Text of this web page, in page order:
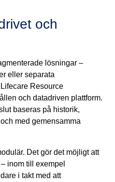
och
lösningar –
eller separata
Resource
och datadriven plattform.
baseras på historik,
med gemensamma
Det gör det möjligt att
inom till exempel
i takt med att